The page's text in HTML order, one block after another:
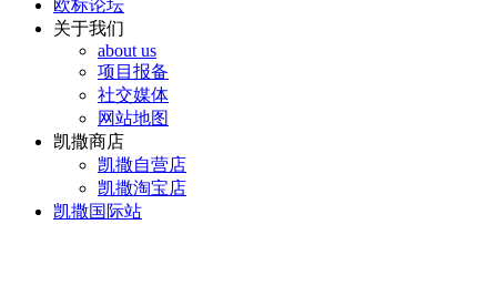
欧标论坛
关于我们
about us
项目报备
社交媒体
网站地图
凯撒商店
凯撒自营店
凯撒淘宝店
凯撒国际站